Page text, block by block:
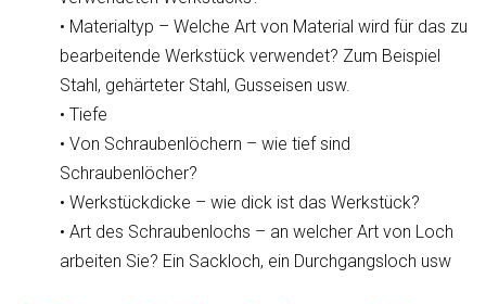
• Materialtyp – Welche Art von Material wird für das zu
bearbeitende Werkstück verwendet? Zum Beispiel
Stahl, gehärteter Stahl, Gusseisen usw.
• Tiefe
• Von Schraubenlöchern – wie tief sind
Schraubenlöcher?
• Werkstückdicke – wie dick ist das Werkstück?
• Art des Schraubenlochs – an welcher Art von Loch
arbeiten Sie? Ein Sackloch, ein Durchgangsloch usw